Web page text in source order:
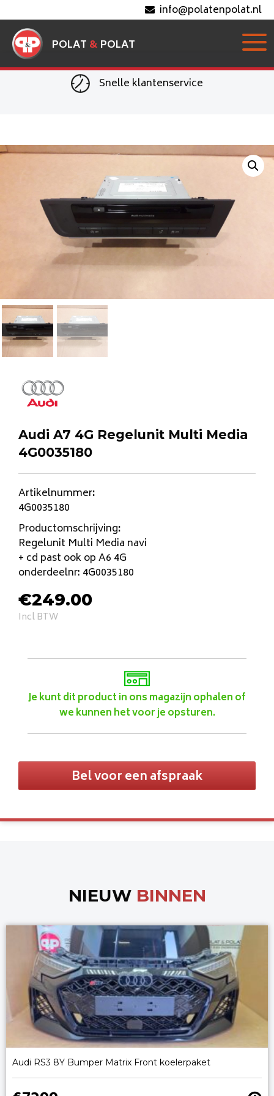
info@polatenpolat.nl
POLAT & POLAT
Snelle klantenservice
Audi A7 4G Regelunit Multi Media
4G0035180
Artikelnummer:
4G0035180
Productomschrijving:
Regelunit Multi Media navi
+ cd past ook op A6 4G
onderdeelnr: 4G0035180
€249.00
Incl BTW
Je kunt dit product in ons magazijn ophalen of
we kunnen het voor je opsturen.
Bel voor een afspraak
NIEUW BINNEN
Audi RS3 8Y Bumper Matrix Front koelerpaket